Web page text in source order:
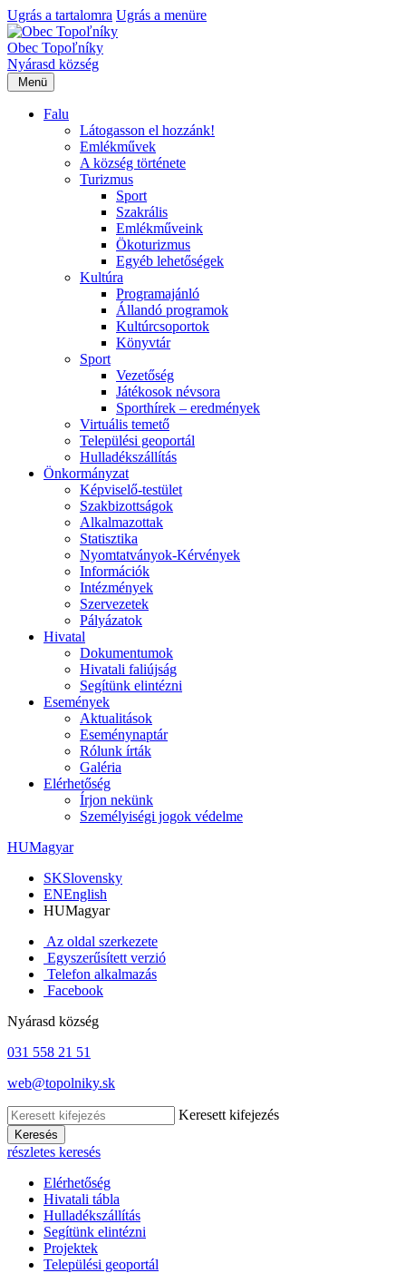
Ugrás a tartalomra Ugrás a menüre
Obec Topoľníky
Nyárasd község
Menü
Falu
Látogasson el hozzánk!
Emlékművek
A község története
Turizmus
Sport
Szakrális
Emlékműveink
Ökoturizmus
Egyéb lehetőségek
Kultúra
Programajánló
Állandó programok
Kultúrcsoportok
Könyvtár
Sport
Vezetőség
Játékosok névsora
Sporthírek – eredmények
Virtuális temető
Települési geoportál
Hulladékszállítás
Önkormányzat
Képviselő-testület
Szakbizottságok
Alkalmazottak
Statisztika
Nyomtatványok-Kérvények
Információk
Intézmények
Szervezetek
Pályázatok
Hivatal
Dokumentumok
Hivatali faliújság
Segítünk elintézni
Események
Aktualitások
Eseménynaptár
Rólunk írták
Galéria
Elérhetőség
Írjon nekünk
Személyiségi jogok védelme
HUMagyar
SKSlovensky
ENEnglish
HUMagyar
Az oldal szerkezete
Egyszerűsített verzió
Telefon alkalmazás
Facebook
Nyárasd község
031 558 21 51
web@topolniky.sk
Keresett kifejezés
Keresés
részletes keresés
Elérhetőség
Hivatali tábla
Hulladékszállítás
Segítünk elintézni
Projektek
Települési geoportál